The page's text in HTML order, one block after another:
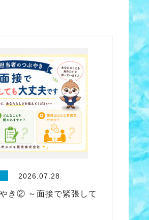
2026.07.28
き② ～面接で緊張して